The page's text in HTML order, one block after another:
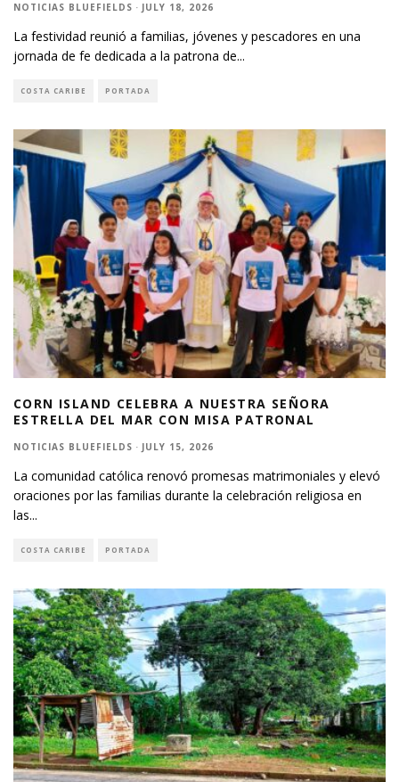
NOTICIAS BLUEFIELDS · JULY 18, 2026
La festividad reunió a familias, jóvenes y pescadores en una
jornada de fe dedicada a la patrona de...
COSTA CARIBE PORTADA
CORN ISLAND CELEBRA A NUESTRA SEÑORA
ESTRELLA DEL MAR CON MISA PATRONAL
NOTICIAS BLUEFIELDS · JULY 15, 2026
La comunidad católica renovó promesas matrimoniales y elevó
oraciones por las familias durante la celebración religiosa en
las...
COSTA CARIBE PORTADA